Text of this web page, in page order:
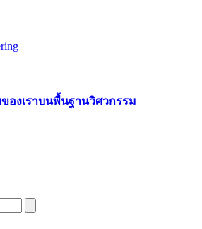
องเราบนพื้นฐานวิศวกรรม